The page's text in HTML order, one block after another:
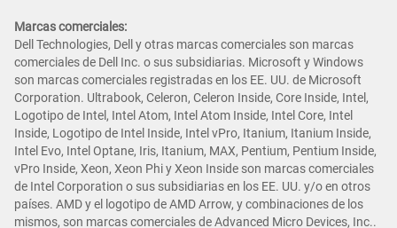
Marcas comerciales:
Dell Technologies, Dell y otras marcas comerciales son marcas
comerciales de Dell Inc. o sus subsidiarias. Microsoft y Windows
son marcas comerciales registradas en los EE. UU. de Microsoft
Corporation. Ultrabook, Celeron, Celeron Inside, Core Inside, Intel,
Logotipo de Intel, Intel Atom, Intel Atom Inside, Intel Core, Intel
Inside, Logotipo de Intel Inside, Intel vPro, Itanium, Itanium Inside,
Intel Evo, Intel Optane, Iris, Itanium, MAX, Pentium, Pentium Inside,
vPro Inside, Xeon, Xeon Phi y Xeon Inside son marcas comerciales
de Intel Corporation o sus subsidiarias en los EE. UU. y/o en otros
países. AMD y el logotipo de AMD Arrow, y combinaciones de los
mismos, son marcas comerciales de Advanced Micro Devices, Inc..